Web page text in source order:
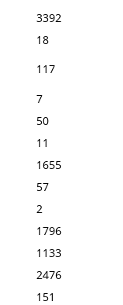
3392
18
117
7
50
11
1655
57
2
1796
1133
2476
151